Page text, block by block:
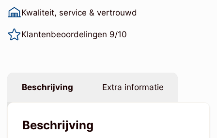
Kwaliteit, service & vertrouwd
Klantenbeoordelingen 9/10
Beschrijving Extra informatie
Beschrijving